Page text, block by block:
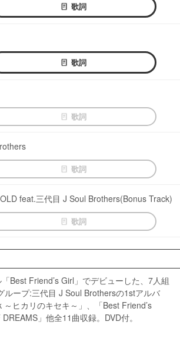
歌詞
歌詞
歌詞
歌詞
feat.三代目 J Soul Brothers(Bonus Track)
歌詞
Best Friend’s Girl」でデビューした、7人組
ループ:三代目 J Soul Brothersの1stアルバ
ヒカリのキセキ～」、「Best Friend’s
」他全11曲収録。DVD付。